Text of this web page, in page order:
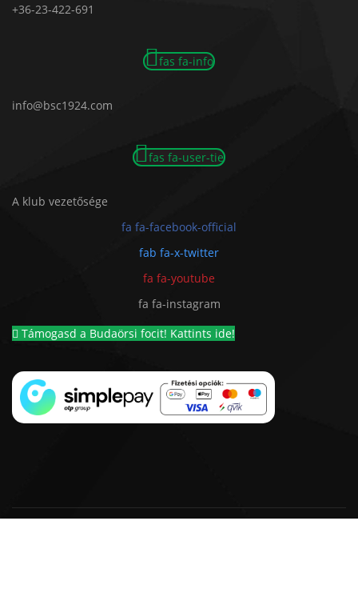
+36-23-422-691
fas fa-info
info@bsc1924.com
fas fa-user-tie
A klub vezetősége
fa fa-facebook-official
fab fa-x-twitter
fa fa-youtube
fa fa-instagram
Támogasd a Budaörsi focit! Kattints ide!